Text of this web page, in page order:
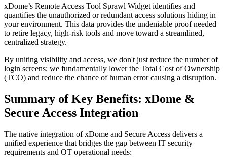
xDome’s Remote Access Tool Sprawl Widget identifies and
quantifies the unauthorized or redundant access solutions hiding in
your environment. This data provides the undeniable proof needed
to retire legacy, high-risk tools and move toward a streamlined,
centralized strategy.
By uniting visibility and access, we don't just reduce the number of
login screens; we fundamentally lower the Total Cost of Ownership
(TCO) and reduce the chance of human error causing a disruption.
Summary of Key Benefits: xDome &
Secure Access Integration
The native integration of xDome and Secure Access delivers a
unified experience that bridges the gap between IT security
requirements and OT operational needs: